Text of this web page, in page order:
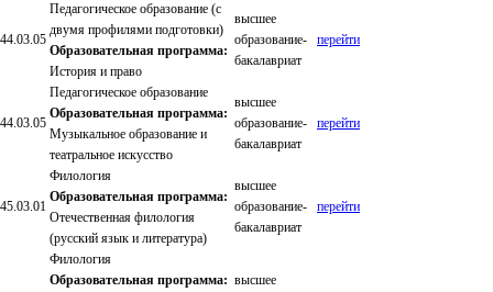
44.03.05
Педагогическое образование (с
двумя профилями подготовки)
Образовательная программа:
История и право
высшее
образование-
бакалавриат
перейти
44.03.05
Педагогическое образование
Образовательная программа:
Музыкальное образование и
театральное искусство
высшее
образование-
бакалавриат
перейти
45.03.01
Филология
Образовательная программа:
Отечественная филология
(русский язык и литература)
высшее
образование-
бакалавриат
перейти
Филология
Образовательная программа: высшее